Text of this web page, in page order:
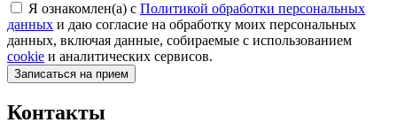
Я ознакомлен(а) с Политикой обработки персональных
данных и даю согласие на обработку моих персональных
данных, включая данные, собираемые с использованием
cookie и аналитических сервисов.
Записаться на прием
Контакты